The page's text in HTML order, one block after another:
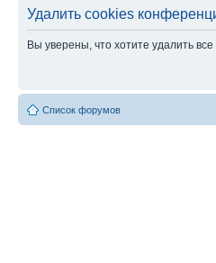
Удалить cookies
Вы уверены, что хотите удалить
Список форумов